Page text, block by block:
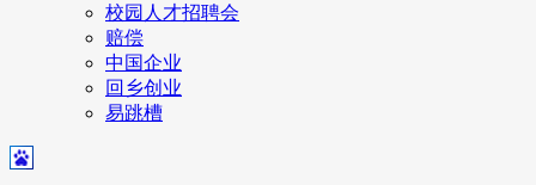
校园人才招聘会
赔偿
中国企业
回乡创业
易跳槽